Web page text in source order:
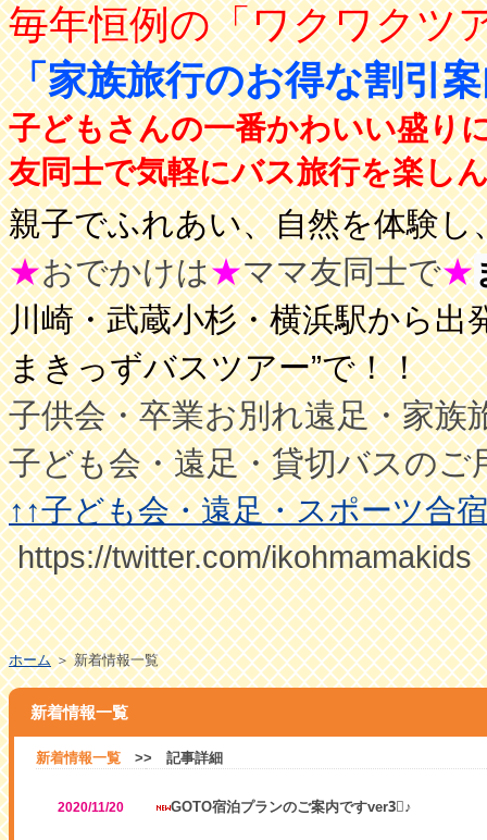
毎年恒例の「ワクワクツ
「家族旅行のお得な割引
子どもさんの一番かわいい盛り
友同士で気軽にバス旅行を楽し
親子でふれあい、自然を体験
★おでかけは★ママ友同士で★
川崎・武蔵小杉・横浜駅から
まきっずバスツアー”で！！
子供会・卒業お別れ遠足・家
子ども会・遠足・貸切バスの
↑↑子ども会・遠足・スポーツ合
https://twitter.com/ikohmamakids
ホーム＞ 新着情報一覧
新着情報一覧
新着情報一覧 >> 記事詳細
2020/11/20 GOTO宿泊プランのご案内ですver3⃣♪